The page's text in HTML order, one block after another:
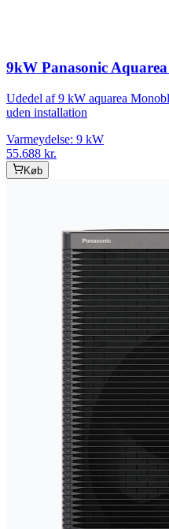
9kW Panasonic
Udedel af 9 kW aquarea
uden installation
Varmeydelse: 9 kW
55.688 kr.
Køb